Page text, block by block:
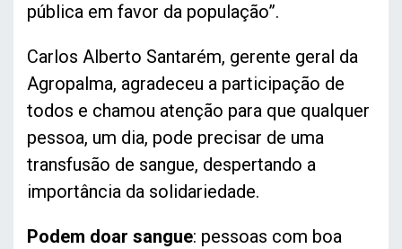
pública em favor da população”.
Carlos Alberto Santarém, gerente geral da
Agropalma, agradeceu a participação de
todos e chamou atenção para que qualquer
pessoa, um dia, pode precisar de uma
transfusão de sangue, despertando a
importância da solidariedade.
Podem doar sangue: pessoas com boa